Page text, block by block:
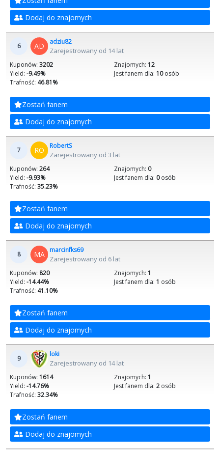
Dodaj do znajomych
6 AD adziu82
Zarejestrowany od 14 lat
Kuponów: 3202
Yield: -9.49%
Trafność: 46.81%
Znajomych: 12
Jest fanem dla: 10osób
Zostań fanem
Dodaj do znajomych
7 RO RobertS
Zarejestrowany od 3 lat
Kuponów: 264
Yield: -9.93%
Trafność: 35.23%
Znajomych: 0
Jest fanem dla: 0osób
Zostań fanem
Dodaj do znajomych
8 MA marcinfks69
Zarejestrowany od 6 lat
Kuponów: 820
Yield: -14.44%
Trafność: 41.10%
Znajomych: 1
Jest fanem dla: 1 osób
Zostań fanem
Dodaj do znajomych
9
loki
Zarejestrowany od 14 lat
Kuponów: 1614
Yield: -14.76%
Trafność: 32.34%
Znajomych: 1
Jest fanem dla: 2 osób
Zostań fanem
Dodaj do znajomych